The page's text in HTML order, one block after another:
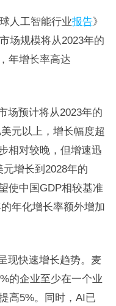
人工智能行业报告》
场规模将从2023年的
年增长率高达
场预计将从2023年的
元以上，增长幅度超
相对较晚，但增速迅
增长到2028年的
使中国GDP相较基准
年化增长率额外增加
现快速增长趋势。麦
的企业至少在一个业
高5%。同时，AI已